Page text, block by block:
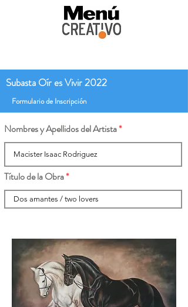
Subasta Oír es Vivir 2022
Formulario de Inscripción
Nombres y Apellidos del Artista
Título de la Obra